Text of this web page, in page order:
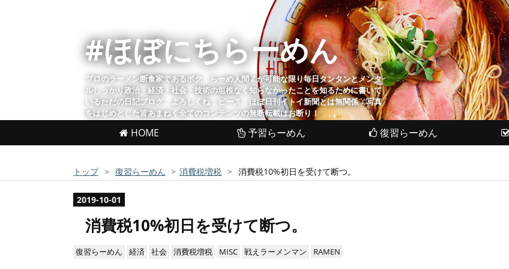
#ほぼにちらーめん
プロのラーメン断食家であるボク，らーめ人間Ｚが可能な限り毎日タンタンとメンタ
ルしっかり政治・経済・社会・技術の垣根なく知らなかったことを知るために書いて
いるただの日記ブログ．よろしくね，ピース．ほぼ日刊イトイ新聞とは無関係．写真
をはじめとした皆あまねく全てのコンテンツの無断転載はお断り！
HOME 予習らーめん 復習らーめん
トップ > 復習らーめん > 消費税増税 > 消費税10%初日を受けて断つ。
2019-10-01
消費税10%初日を受けて断つ。
復習らーめん 経済 社会 消費税増税 MISC 戦えラーメンマン RAMEN